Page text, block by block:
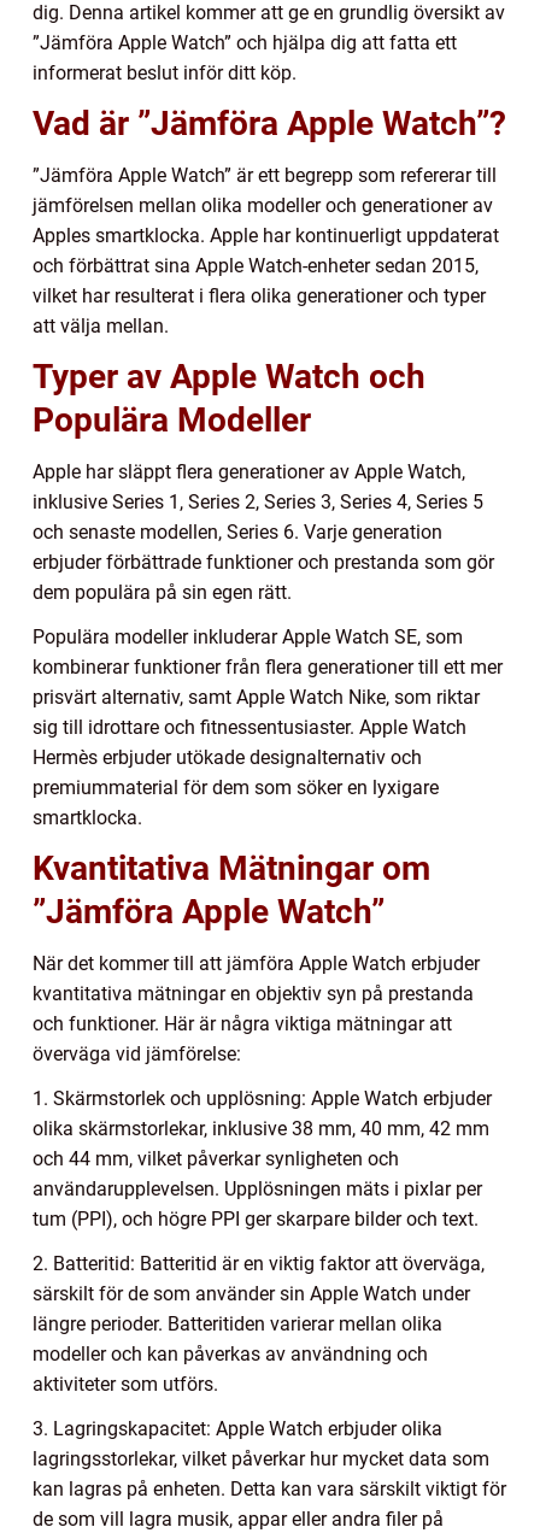
dig. Denna artikel kommer att ge en grundlig översikt av
”Jämföra Apple Watch” och hjälpa dig att fatta ett
informerat beslut inför ditt köp.
Vad är ”Jämföra Apple Watch”?
”Jämföra Apple Watch” är ett begrepp som refererar till
jämförelsen mellan olika modeller och generationer av
Apples smartklocka. Apple har kontinuerligt uppdaterat
och förbättrat sina Apple Watch-enheter sedan 2015,
vilket har resulterat i flera olika generationer och typer
att välja mellan.
Typer av Apple Watch och
Populära Modeller
Apple har släppt flera generationer av Apple Watch,
inklusive Series 1, Series 2, Series 3, Series 4, Series 5
och senaste modellen, Series 6. Varje generation
erbjuder förbättrade funktioner och prestanda som gör
dem populära på sin egen rätt.
Populära modeller inkluderar Apple Watch SE, som
kombinerar funktioner från flera generationer till ett mer
prisvärt alternativ, samt Apple Watch Nike, som riktar
sig till idrottare och fitnessentusiaster. Apple Watch
Hermès erbjuder utökade designalternativ och
premiummaterial för dem som söker en lyxigare
smartklocka.
Kvantitativa Mätningar om
”Jämföra Apple Watch”
När det kommer till att jämföra Apple Watch erbjuder
kvantitativa mätningar en objektiv syn på prestanda
och funktioner. Här är några viktiga mätningar att
överväga vid jämförelse:
1. Skärmstorlek och upplösning: Apple Watch erbjuder
olika skärmstorlekar, inklusive 38 mm, 40 mm, 42 mm
och 44 mm, vilket påverkar synligheten och
användarupplevelsen. Upplösningen mäts i pixlar per
tum (PPI), och högre PPI ger skarpare bilder och text.
2. Batteritid: Batteritid är en viktig faktor att överväga,
särskilt för de som använder sin Apple Watch under
längre perioder. Batteritiden varierar mellan olika
modeller och kan påverkas av användning och
aktiviteter som utförs.
3. Lagringskapacitet: Apple Watch erbjuder olika
lagringsstorlekar, vilket påverkar hur mycket data som
kan lagras på enheten. Detta kan vara särskilt viktigt för
de som vill lagra musik, appar eller andra filer på